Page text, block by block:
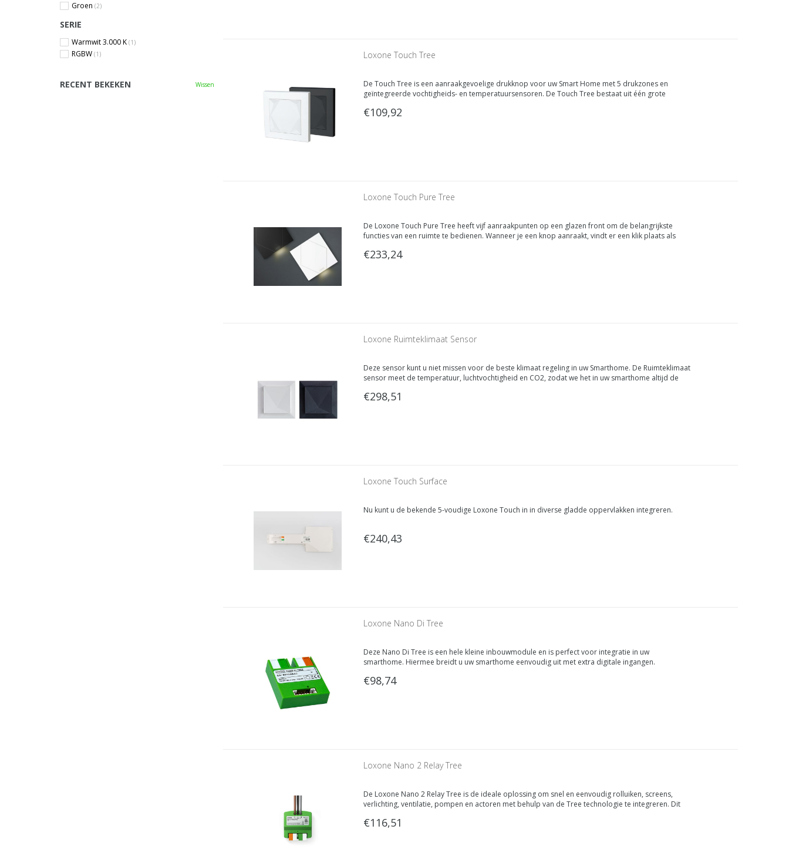
Groen (2)
SERIE
Warmwit 3.000 K (1)
RGBW (1)
RECENT BEKEKEN Wissen
Loxone Touch Tree
De Touch Tree is een aanraakgevoelige drukknop voor uw Smart Home met 5 drukzones en
geïntegreerde vochtigheids- en temperatuursensoren. De Touch Tree bestaat uit één grote
€109,92
Loxone Touch Pure Tree
De Loxone Touch Pure Tree heeft vijf aanraakpunten op een glazen front om de belangrijkste
functies van een ruimte te bedienen. Wanneer je een knop aanraakt, vindt er een klik plaats als
€233,24
Loxone Ruimteklimaat Sensor
Deze sensor kunt u niet missen voor de beste klimaat regeling in uw Smarthome. De Ruimteklimaat
sensor meet de temperatuur, luchtvochtigheid en CO2, zodat we het in uw smarthome altijd de
€298,51
Loxone Touch Surface
Nu kunt u de bekende 5-voudige Loxone Touch in in diverse gladde oppervlakken integreren.
€240,43
Loxone Nano Di Tree
Deze Nano Di Tree is een hele kleine inbouwmodule en is perfect voor integratie in uw
smarthome. Hiermee breidt u uw smarthome eenvoudig uit met extra digitale ingangen.
€98,74
Loxone Nano 2 Relay Tree
De Loxone Nano 2 Relay Tree is de ideale oplossing om snel en eenvoudig rolluiken, screens,
verlichting, ventilatie, pompen en actoren met behulp van de Tree technologie te integreren. Dit
€116,51